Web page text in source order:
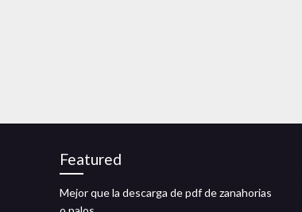
Featured
Mejor que la descarga de pdf de zanahorias